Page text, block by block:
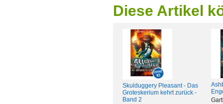
Diese Artikel
Skulduggery Pleasant - Das
Groteskerium kehrt zurück -
Band 2